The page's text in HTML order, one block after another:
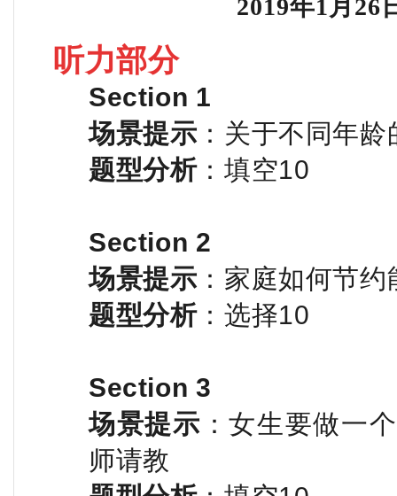
2019年1月26
听力部分
Section 1
场景提示 ：关于不同年
题型分析：填空10
Section 2
场景提示 ：家庭如何节约
题型分析：选择10
Section 3
场景提示 ：女生要做一
师请教